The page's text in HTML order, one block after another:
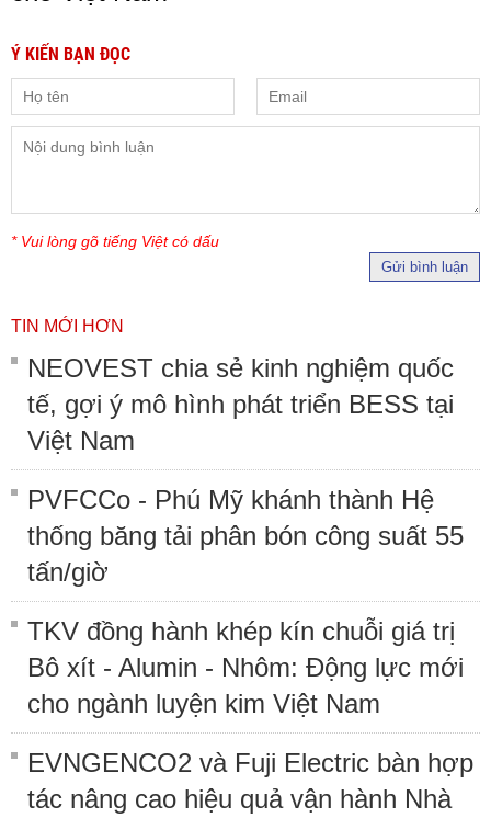
Ý KIẾN BẠN ĐỌC
* Vui lòng gõ tiếng Việt có dấu
Gửi bình luận
TIN MỚI HƠN
NEOVEST chia sẻ kinh nghiệm quốc
tế, gợi ý mô hình phát triển BESS tại
Việt Nam
PVFCCo - Phú Mỹ khánh thành Hệ
thống băng tải phân bón công suất 55
tấn/giờ
TKV đồng hành khép kín chuỗi giá trị
Bô xít - Alumin - Nhôm: Động lực mới
cho ngành luyện kim Việt Nam
EVNGENCO2 và Fuji Electric bàn hợp
tác nâng cao hiệu quả vận hành Nhà